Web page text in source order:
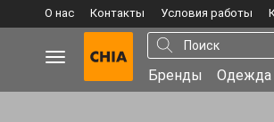
О нас Контакты Условия работы
Бренды Одежда